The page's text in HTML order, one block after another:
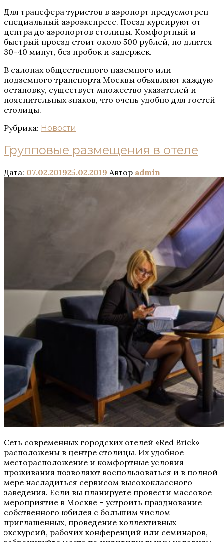
Для трансфера туристов в аэропорт предусмотрен
специальный аэроэкспресс. Поезд курсируют от
центра до аэропортов столицы. Комфортный и
быстрый проезд стоит около 500 рублей, но длится
30-40 минут, без пробок и задержек.
В салонах общественного наземного или
подземного транспорта Москвы объявляют каждую
остановку, существует множество указателей и
пояснительных знаков, что очень удобно для гостей
столицы.
Рубрика: Новости
Групповые размещения в отеле
Дата: 07.02.201925.02.2019 Автор admin
Сеть современных городских отелей «Red Brick»
расположены в центре столицы. Их удобное
месторасположение и комфортные условия
проживания позволяют воспользоваться и в полной
мере насладиться сервисом высококлассного
заведения. Если вы планируете провести массовое
мероприятие в Москве – устроить празднование
собственного юбилея с большим числом
приглашенных, проведение коллективных
экскурсий, рабочих конференций или семинаров,